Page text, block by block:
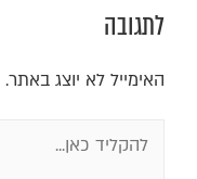
לתגובה
האימייל לא יוצג באתר.